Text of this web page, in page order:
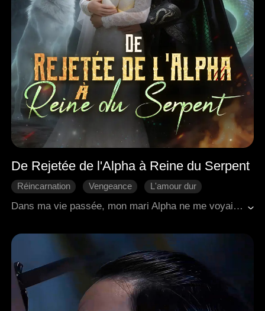
De Rejetée de l'Alpha à Reine du Serpent
Réincarnation Vengeance
L'amour dur
Dans ma vie passée, mon mari Alpha ne me voyait que comme une simple machine à enfanter. Alors que les flammes me dévoraient — enfermée et battue sur son ordre — il a choisi de sauver une autre à ma place. À présent, renaissant lors de la Cérémonie de l'Union, j'observe ma sœur voler mon promis sous les moqueries de la meute, qui méprise mon sang « impur ». Fermant les yeux sur leurs ricanements, je marche avec détermination vers celui qu'ils abhorrent le plus — Dracos. Le Roi des Serpents. La seule âme qui a défié les flammes de l'enfer pour me sauver. « Je te choisis. » Ils pensent que j'ai touché le fond. Mais ma vengeance ne fait que s'éveiller.